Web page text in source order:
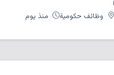
وظائف حكومية منذ يوم